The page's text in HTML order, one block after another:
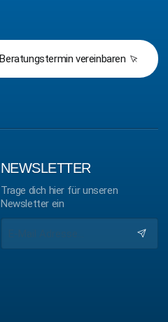
Beratungstermin vereinbaren
NEWSLETTER
Trage dich hier für unseren
Newsletter ein